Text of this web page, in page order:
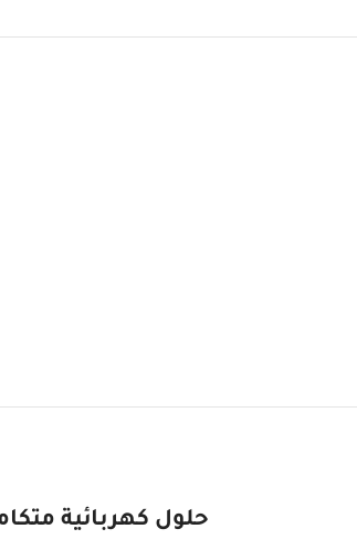
حلول كهربائية